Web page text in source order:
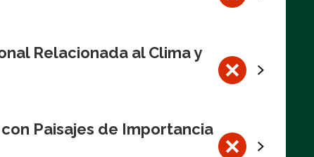
Relacionada al Clima y
Paisajes de Importancia